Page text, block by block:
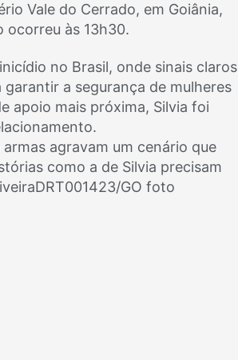
Vale do Cerrado, em Goiânia,
ocorreu às 13h30.
no Brasil, onde sinais claros
a segurança de mulheres
apoio mais próxima, Silvia foi
agravam um cenário que
como a de Silvia precisam
GO foto